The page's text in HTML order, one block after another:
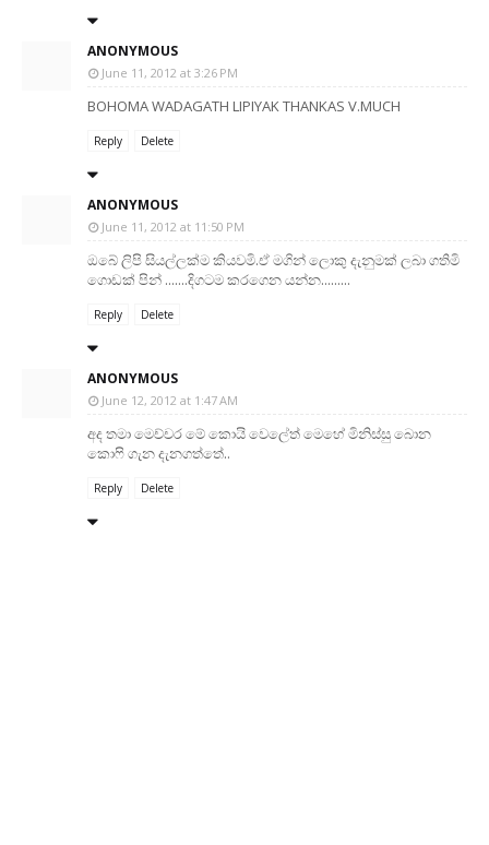
ANONYMOUS
June 11, 2012 at 3:26 PM
BOHOMA WADAGATH LIPIYAK THANKAS V.MUCH
Reply Delete
ANONYMOUS
June 11, 2012 at 11:50 PM
ඔබේ ලිපි සියල්ලක්ම කියවමි.ඒ මගින් ලොකු දැනුමක් ලබා ගතිමි
ගොඩක් පින් .......දිගටම කරගෙන යන්න.........
Reply Delete
ANONYMOUS
June 12, 2012 at 1:47 AM
අද තමා මෙච්චර මේ කොයි වෙලේත් මෙහේ මිනිස්සු බොන
කොෆි ගැන දැනගත්තේ..
Reply Delete